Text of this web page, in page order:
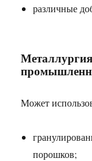
различные
Может
порошков;